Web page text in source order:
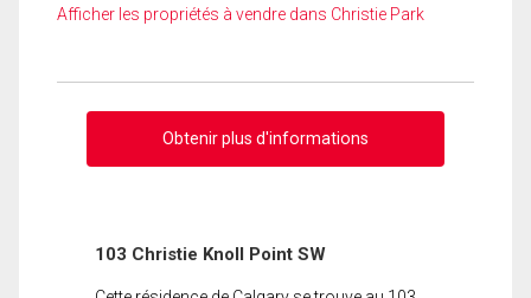
Afficher les propriétés à vendre dans Christie Park
Obtenir plus d'informations
103 Christie Knoll Point SW